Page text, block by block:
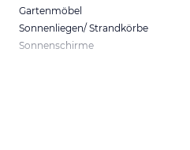
Gartenmöbel
Sonnenliegen/ Strandkörbe
Sonnenschirme